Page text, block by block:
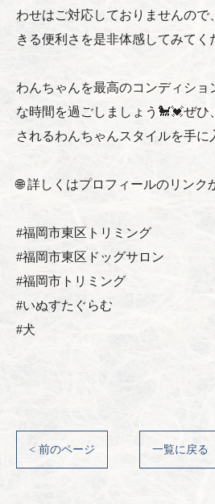
わせはご対応しておりませんの
きる便利さを是非体感してみてく
わんちゃんを最高のコンディショ
な時間を過ごしましょう🐩💓ぜひ
されるわんちゃんスタイルを手に
🌐 詳しくはプロフィールのリンク
#福岡市東区トリミング
#福岡市東区ドッグサロン
#福岡市トリミング
#いぬすたぐらむ
#犬
< 前のページ 一覧に戻る